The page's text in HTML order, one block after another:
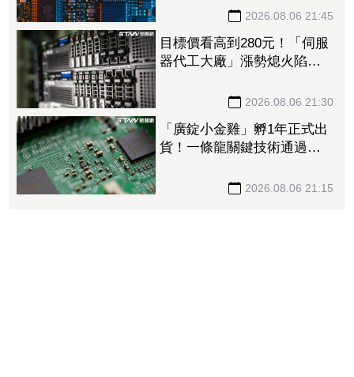
2026.08.06 21:45
目標價看高到280元！「伺服
器代工大廠」漲勢熄火陷連2
張、抽回21億元2026.08.06 21:30
「廣錠小金雞」孵1年正式出
貨！一條龍關鍵技術通過驗
2026.08.06 21:15